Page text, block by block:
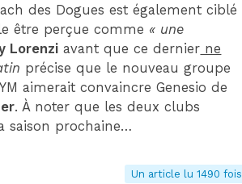
des Dogues est également ciblé
être perçue comme « une
Lorenzi avant que ce dernier ne
précise que le nouveau groupe
aimerait convaincre Genesio de
. À noter que les deux clubs
saison prochaine…
Un article lu 1490 fois